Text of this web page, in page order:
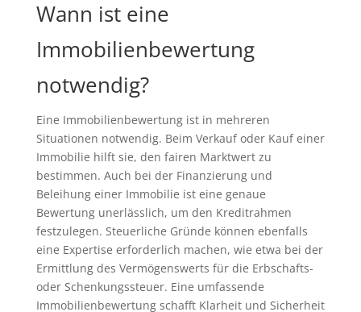
Wann ist eine
Immobilienbewertung
notwendig?
Eine Immobilienbewertung ist in mehreren
Situationen notwendig. Beim Verkauf oder Kauf einer
Immobilie hilft sie, den fairen Marktwert zu
bestimmen. Auch bei der Finanzierung und
Beleihung einer Immobilie ist eine genaue
Bewertung unerlässlich, um den Kreditrahmen
festzulegen. Steuerliche Gründe können ebenfalls
eine Expertise erforderlich machen, wie etwa bei der
Ermittlung des Vermögenswerts für die Erbschafts-
oder Schenkungssteuer. Eine umfassende
Immobilienbewertung schafft Klarheit und Sicherheit